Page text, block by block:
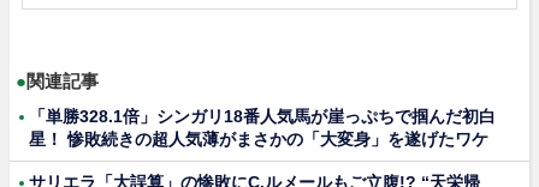
●関連記事
「単勝328.1倍」シンガリ18番人気馬が崖っぷちで掴んだ初白
星！ 惨敗続きの超人気薄がまさかの「大変身」を遂げたワケ
サリエラ「大誤算」の惨敗にC.ルメールもご立腹!? “天栄帰